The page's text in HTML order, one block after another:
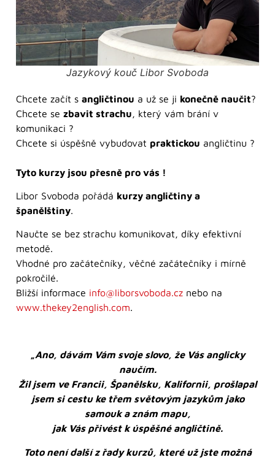
Jazykový kouč Libor Svoboda
Chcete začít s angličtinou a už se ji konečně naučit?
Chcete se zbavit strachu, který vám brání v
komunikaci ?
Chcete si úspěšně vybudovat praktickou angličtinu ?
Tyto kurzy jsou přesně pro vás !
Libor Svoboda pořádá kurzy angličtiny a
španělštiny.
Naučte se bez strachu komunikovat, díky efektivní
metodě.
Vhodné pro začátečníky, věčné začátečníky i mírně
pokročilé.
Bližší informace info@liborsvoboda.cz nebo na
www.thekey2english.com.
„Ano, dávám Vám svoje slovo, že Vás anglicky
naučím.
Žil jsem ve Francii, Španělsku, Kalifornii, prošlapal
jsem si cestu ke třem světovým jazykům jako
samouk a znám mapu,
jak Vás přivést k úspěšné angličtině.
Toto není další z řady kurzů, které už jste možná